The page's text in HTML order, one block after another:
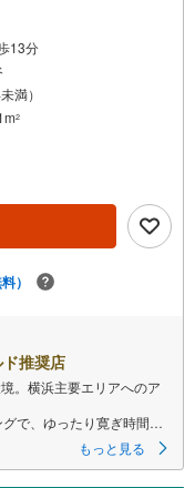
13分
満）
2
）
ド推奨店
。横浜主要エリアへのア
で、ゆったり寛ぎ時間
ある快適な毎日を
がもらえる
もっと見る